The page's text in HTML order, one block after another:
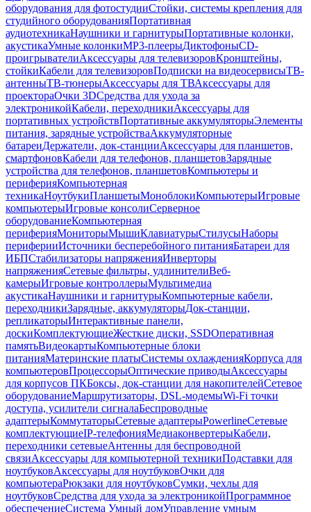
оборудования для фотостудииСтойки, системы крепления для
студийного оборудованияПортативная
аудиотехникаНаушники и гарнитурыПортативные колонки,
акустикаУмные колонкиMP3-плеерыДиктофоныCD-
проигрывателиАксессуары для телевизоровКронштейны,
стойкиКабели для телевизоровПодписки на видеосервисыТВ-
антенныТВ-тюнерыАксессуары для ТВАксессуары для
проектораОчки 3DСредства для ухода за
электроникойКабели, переходникиАксессуары для
портативных устройствПортативные аккумуляторыЭлементы
питания, зарядные устройстваАккумуляторные
батареиДержатели, док-станцииАксессуары для планшетов,
смартфоновКабели для телефонов, планшетовЗарядные
устройства для телефонов, планшетовКомпьютеры и
периферияКомпьютерная
техникаНоутбукиПланшетыМоноблокиКомпьютерыИгровые
компьютерыИгровые консолиСерверное
оборудованиеКомпьютерная
периферияМониторыМышиКлавиатурыСтилусыНаборы
периферииИсточники бесперебойного питанияБатареи для
ИБПСтабилизаторы напряженияИнверторы
напряженияСетевые фильтры, удлинителиВеб-
камерыИгровые контроллерыМультимедиа
акустикаНаушники и гарнитурыКомпьютерные кабели,
переходникиЗарядные, аккумуляторыДок-станции,
репликаторыИнтерактивные панели,
доскиКомплектующиеЖесткие диски, SSDОперативная
памятьВидеокартыКомпьютерные блоки
питанияМатеринские платыСистемы охлажденияКорпуса для
компьютеровПроцессорыОптические приводыАксессуары
для корпусов ПКБоксы, док-станции для накопителейСетевое
оборудованиеМаршрутизаторы, DSL-модемыWi-Fi точки
доступа, усилители сигналаБеспроводные
адаптерыКоммутаторыСетевые адаптерыPowerlineСетевые
комплектующиеIP-телефонияМедиаконвертерыКабели,
переходники сетевыеАнтенны для беспроводной
связиАксессуары для компьютерной техникиПодставки для
ноутбуковАксессуары для ноутбуковОчки для
компьютераРюкзаки для ноутбуковСумки, чехлы для
ноутбуковСредства для ухода за электроникойПрограммное
обеспечениеСистема Умный домУправление умным